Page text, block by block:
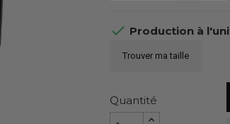
 Production à
Trouver ma taille
Quantité